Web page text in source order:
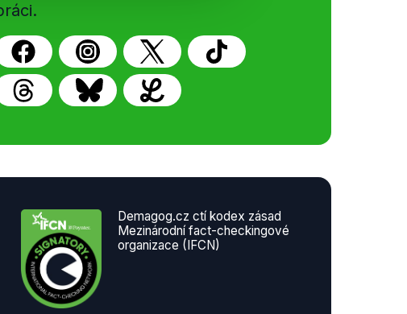
Demagog.cz ctí kodex zásad
Mezinárodní fact-checkingové
organizace (IFCN)